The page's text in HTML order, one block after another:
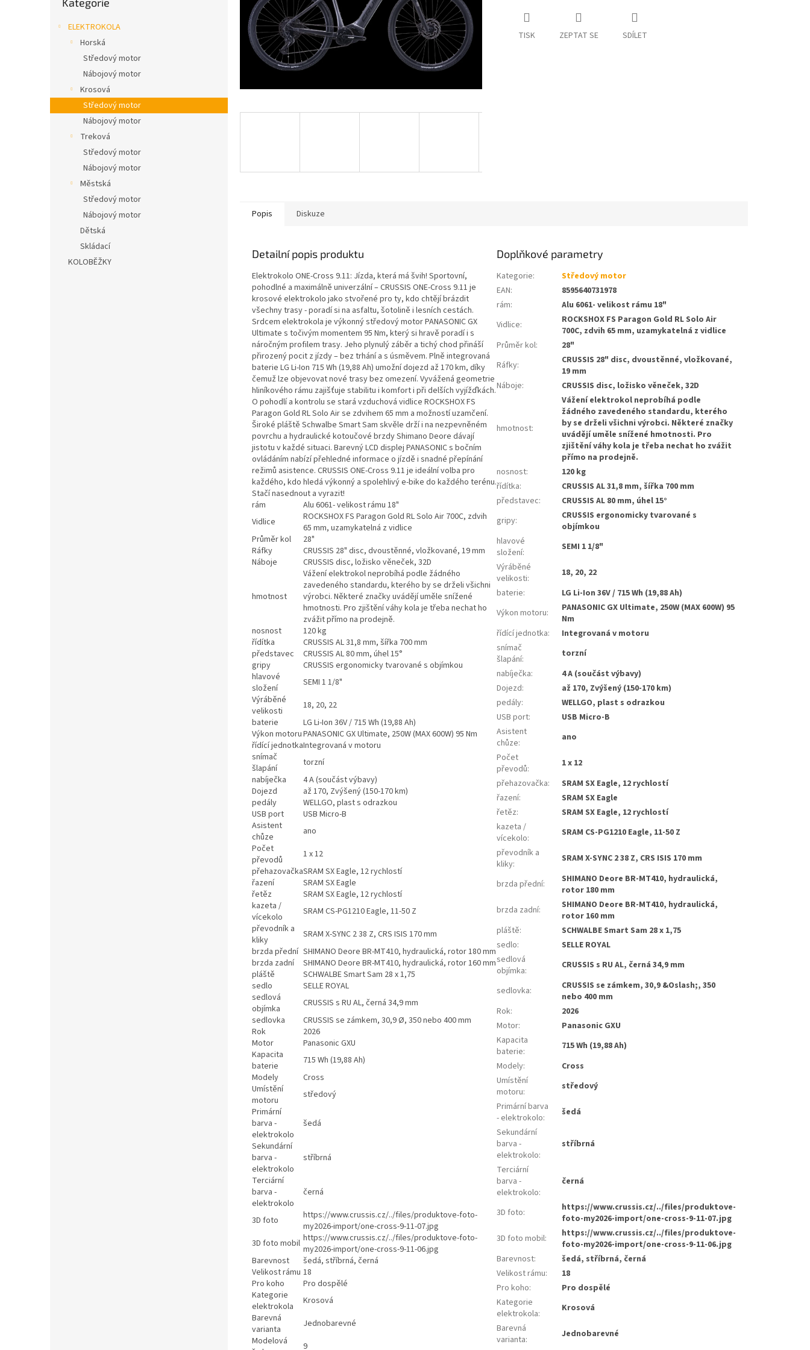
ELEKTROKOLA
Horská
Středový motor
Nábojový motor
Krosová
Středový motor
Nábojový motor
Treková
Středový motor
Nábojový motor
Městská
Středový motor
Nábojový motor
Dětská
Skládací
KOLOBĚŽKY
TISK ZEPTAT SE SDÍLET
Popis Diskuze
Detailní popis produktu
Elektrokolo ONE-Cross 9.11: Jízda, která má švih! Sportovní,
pohodlné a maximálně univerzální – CRUSSIS ONE-Cross 9.11 je
krosové elektrokolo jako stvořené pro ty, kdo chtějí brázdit
všechny trasy - poradí si na asfaltu, šotolině i lesních cestách.
Srdcem elektrokola je výkonný středový motor PANASONIC GX
Ultimate s točivým momentem 95 Nm, který si hravě poradí i s
náročným profilem trasy. Jeho plynulý záběr a tichý chod přináší
přirozený pocit z jízdy – bez trhání a s úsměvem. Plně integrovaná
baterie LG Li-Ion 715 Wh (19,88 Ah) umožní dojezd až 170 km, díky
čemuž lze objevovat nové trasy bez omezení. Vyvážená geometrie
hliníkového rámu zajišťuje stabilitu i komfort i při delších vyjížďkách.
O pohodlí a kontrolu se stará vzduchová vidlice ROCKSHOX FS
Paragon Gold RL Solo Air se zdvihem 65 mm a možností uzamčení.
Široké pláště Schwalbe Smart Sam skvěle drží i na nezpevněném
povrchu a hydraulické kotoučové brzdy Shimano Deore dávají
jistotu v každé situaci. Barevný LCD displej PANASONIC s bočním
ovládáním nabízí přehledné informace o jízdě i snadné přepínání
režimů asistence. CRUSSIS ONE-Cross 9.11 je ideální volba pro
každého, kdo hledá výkonný a spolehlivý e-bike do každého terénu.
Stačí nasednout a vyrazit!
rám
Alu 6061- velikost rámu 18"
Vidlice
ROCKSHOX FS Paragon Gold RL Solo Air 700C, zdvih
65 mm, uzamykatelná z vidlice
Průměr kol
28"
Ráfky
CRUSSIS 28" disc, dvoustěnné, vložkované, 19 mm
Náboje
CRUSSIS disc, ložisko věneček, 32D
hmotnost
Vážení elektrokol neprobíhá podle žádného
zavedeného standardu, kterého by se drželi všichni
výrobci. Některé značky uvádějí uměle snížené
hmotnosti. Pro zjištění váhy kola je třeba nechat ho
zvážit přímo na prodejně.
nosnost
120 kg
řídítka
CRUSSIS AL 31,8 mm, šířka 700 mm
představec
CRUSSIS AL 80 mm, úhel 15°
gripy
CRUSSIS ergonomicky tvarované s objímkou
hlavové
složení
SEMI 1 1/8"
Výráběné
velikosti
18, 20, 22
baterie
LG Li-Ion 36V / 715 Wh (19,88 Ah)
Výkon motoruPANASONIC GX Ultimate, 250W (MAX 600W) 95 Nm
řídící jednotkaIntegrovaná v motoru
snímač
šlapání
torzní
nabíječka
4 A (součást výbavy)
Dojezd
až 170, Zvýšený (150-170 km)
pedály
WELLGO, plast s odrazkou
USB port
USB Micro-B
Asistent
chůze
ano
Počet
převodů
1 x 12
přehazovačkaSRAM SX Eagle, 12 rychlostí
řazení
SRAM SX Eagle
řetěz
SRAM SX Eagle, 12 rychlostí
kazeta /
vícekolo
SRAM CS-PG1210 Eagle, 11-50 Z
převodník a
kliky
SRAM X-SYNC 2 38 Z, CRS ISIS 170 mm
brzda přední SHIMANO Deore BR-MT410, hydraulická, rotor 180 mm
brzda zadní
SHIMANO Deore BR-MT410, hydraulická, rotor 160 mm
pláště
SCHWALBE Smart Sam 28 x 1,75
sedlo
SELLE ROYAL
sedlová
objímka
CRUSSIS s RU AL, černá 34,9 mm
sedlovka
CRUSSIS se zámkem, 30,9 Ø, 350 nebo 400 mm
Rok
2026
Motor
Panasonic GXU
Kapacita
baterie
715 Wh (19,88 Ah)
Modely
Cross
Umístění
motoru
středový
Primární
barva -
elektrokolo
šedá
Sekundární
barva -
elektrokolo
stříbrná
Terciární
barva -
elektrokolo
černá
3D foto
https://www.crussis.cz/../files/produktove-foto-
my2026-import/one-cross-9-11-07.jpg
3D foto mobil https://www.crussis.cz/../files/produktove-foto-
my2026-import/one-cross-9-11-06.jpg
Barevnost
šedá, stříbrná, černá
Velikost rámu 18
Pro koho
Pro dospělé
Kategorie
elektrokola
Krosová
Barevná
varianta
Jednobarevné
Modelová
9
Doplňkové parametry
Kategorie:
Středový motor
EAN:
8595640731978
rám:
Alu 6061- velikost rámu 18"
Vidlice:
ROCKSHOX FS Paragon Gold RL Solo Air
700C, zdvih 65 mm, uzamykatelná z vidlice
Průměr kol:
28"
Ráfky:
CRUSSIS 28" disc, dvoustěnné, vložkované,
19 mm
Náboje: CRUSSIS disc, ložisko věneček, 32D
hmotnost:
Vážení elektrokol neprobíhá podle
žádného zavedeného standardu, kterého
by se drželi všichni výrobci. Některé značky
uvádějí uměle snížené hmotnosti. Pro
zjištění váhy kola je třeba nechat ho zvážit
přímo na prodejně.
nosnost:
120 kg
řídítka:
CRUSSIS AL 31,8 mm, šířka 700 mm
představec:
CRUSSIS AL 80 mm, úhel 15°
gripy:
CRUSSIS ergonomicky tvarované s
objímkou
hlavové
složení:
SEMI 1 1/8"
Výráběné
velikosti:
18, 20, 22
baterie:
LG Li-Ion 36V / 715 Wh (19,88 Ah)
Výkon motoru:
PANASONIC GX Ultimate, 250W (MAX 600W) 95
Nm
řídící jednotka:
Integrovaná v motoru
snímač
šlapání:
torzní
nabíječka:
4 A (součást výbavy)
Dojezd:
až 170, Zvýšený (150-170 km)
pedály:
WELLGO, plast s odrazkou
USB port:
USB Micro-B
Asistent
chůze:
ano
Počet
převodů:
1 x 12
přehazovačka:
SRAM SX Eagle, 12 rychlostí
řazení:
SRAM SX Eagle
řetěz:
SRAM SX Eagle, 12 rychlostí
kazeta /
vícekolo:
SRAM CS-PG1210 Eagle, 11-50 Z
převodník a
kliky: SRAM X-SYNC 2 38 Z, CRS ISIS 170 mm
brzda přední:
SHIMANO Deore BR-MT410, hydraulická,
rotor 180 mm
brzda zadní:
SHIMANO Deore BR-MT410, hydraulická,
rotor 160 mm
pláště:
SCHWALBE Smart Sam 28 x 1,75
sedlo:
SELLE ROYAL
sedlová
objímka: CRUSSIS s RU AL, černá 34,9 mm
sedlovka:
CRUSSIS se zámkem, 30,9 &Oslash;, 350
nebo 400 mm
Rok:
2026
Motor:
Panasonic GXU
Kapacita
baterie:
715 Wh (19,88 Ah)
Modely:
Cross
Umístění
motoru:
středový
Primární barva
- elektrokolo:
šedá
Sekundární
barva -
elektrokolo:
stříbrná
Terciární
barva -
elektrokolo:
černá
3D foto:
https://www.crussis.cz/../files/produktove-
foto-my2026-import/one-cross-9-11-07.jpg
3D foto mobil:
https://www.crussis.cz/../files/produktove-
foto-my2026-import/one-cross-9-11-06.jpg
Barevnost:
šedá, stříbrná, černá
Velikost rámu:
18
Pro koho:
Pro dospělé
Kategorie
elektrokola:
Krosová
Barevná
varianta:
Jednobarevné